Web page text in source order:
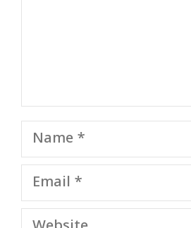
Name
Email
Website